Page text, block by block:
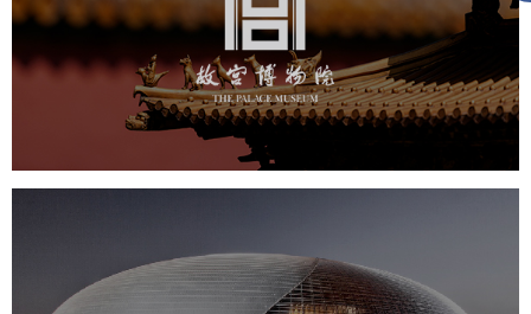
文化艺术 博物馆 智慧博物馆
博物馆网站建设
景区网站建设
文创商城 万能专题 网站代运营
国家大剧院